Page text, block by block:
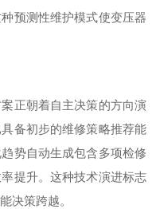
预测性维护模式使变压器
正朝着自主决策的方向演
备初步的维修策略推荐能
势自动生成包含多项检修
提升。这种技术演进标志
决策跨越。